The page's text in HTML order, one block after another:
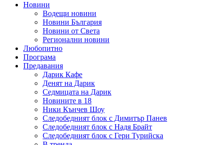
Новини
Водещи новини
Новини България
Новини от Света
Регионални новини
Любопитно
Програма
Предавания
Дарик Кафе
Денят на Дарик
Седмицата на Дарик
Новините в 18
Ники Кънчев Шоу
Следобедният блок с Димитър Панев
Следобедният блок с Надя Брайт
Следобедният блок с Гери Турийска